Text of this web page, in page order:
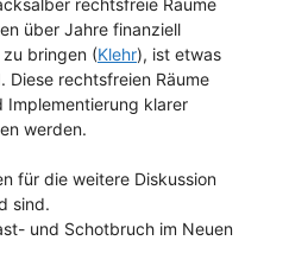
rechtsfreie Räume
über Jahre finanziell
zu bringen (Klehr), ist etwas
Diese rechtsfreien Räume
Implementierung klarer
werden.
für die weitere Diskussion
sind.
und Schotbruch im Neuen